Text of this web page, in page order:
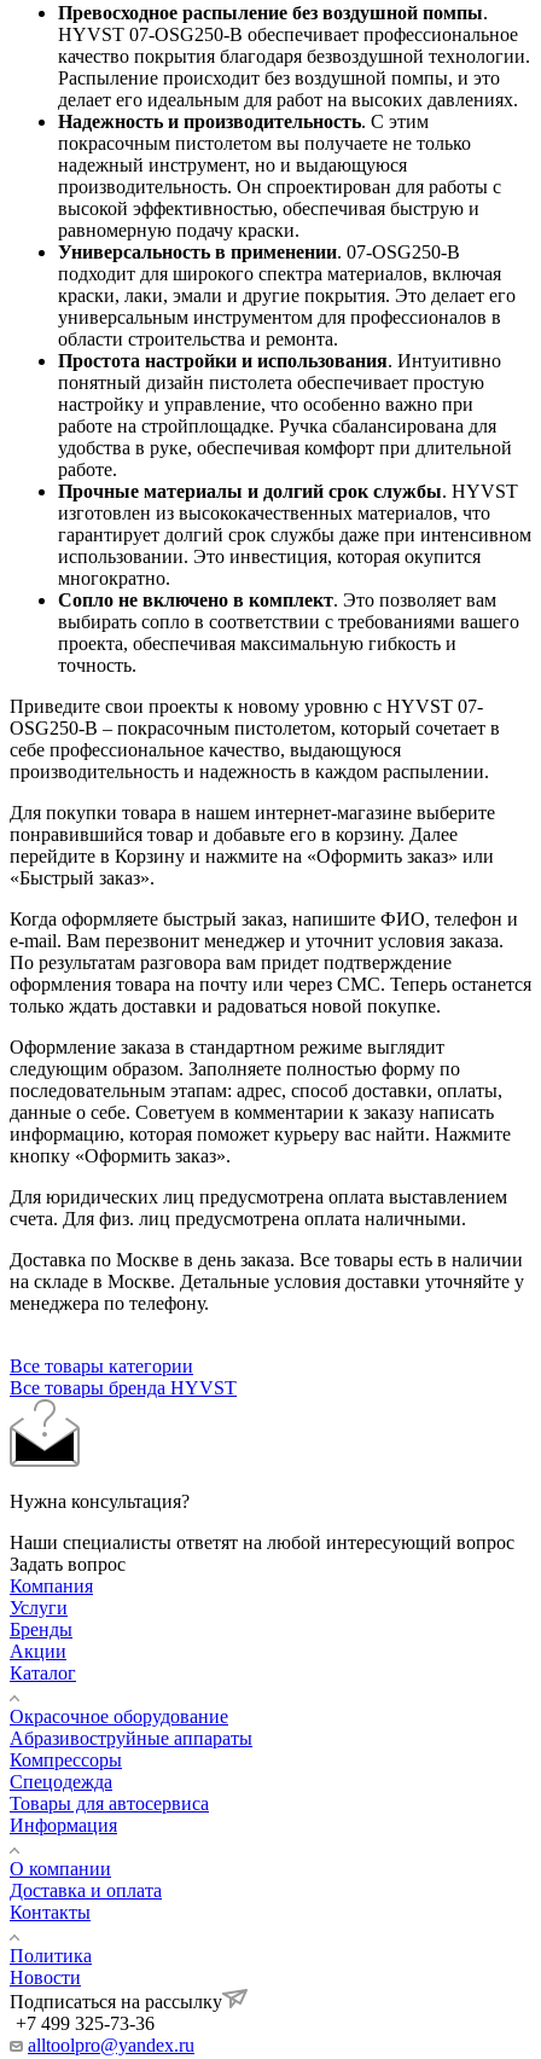
Превосходное распыление без воздушной помпы.
HYVST 07-OSG250-B обеспечивает профессиональное
качество покрытия благодаря безвоздушной технологии.
Распыление происходит без воздушной помпы, и это
делает его идеальным для работ на высоких давлениях.
Надежность и производительность. С этим
покрасочным пистолетом вы получаете не только
надежный инструмент, но и выдающуюся
производительность. Он спроектирован для работы с
высокой эффективностью, обеспечивая быструю и
равномерную подачу краски.
Универсальность в применении. 07-OSG250-B
подходит для широкого спектра материалов, включая
краски, лаки, эмали и другие покрытия. Это делает его
универсальным инструментом для профессионалов в
области строительства и ремонта.
Простота настройки и использования. Интуитивно
понятный дизайн пистолета обеспечивает простую
настройку и управление, что особенно важно при
работе на стройплощадке. Ручка сбалансирована для
удобства в руке, обеспечивая комфорт при длительной
работе.
Прочные материалы и долгий срок службы. HYVST
изготовлен из высококачественных материалов, что
гарантирует долгий срок службы даже при интенсивном
использовании. Это инвестиция, которая окупится
многократно.
Сопло не включено в комплект. Это позволяет вам
выбирать сопло в соответствии с требованиями вашего
проекта, обеспечивая максимальную гибкость и
точность.
Приведите свои проекты к новому уровню с HYVST 07-
OSG250-B – покрасочным пистолетом, который сочетает в
себе профессиональное качество, выдающуюся
производительность и надежность в каждом распылении.
Для покупки товара в нашем интернет-магазине выберите
понравившийся товар и добавьте его в корзину. Далее
перейдите в Корзину и нажмите на «Оформить заказ» или
«Быстрый заказ».
Когда оформляете быстрый заказ, напишите ФИО, телефон и
e-mail. Вам перезвонит менеджер и уточнит условия заказа.
По результатам разговора вам придет подтверждение
оформления товара на почту или через СМС. Теперь останется
только ждать доставки и радоваться новой покупке.
Оформление заказа в стандартном режиме выглядит
следующим образом. Заполняете полностью форму по
последовательным этапам: адрес, способ доставки, оплаты,
данные о себе. Советуем в комментарии к заказу написать
информацию, которая поможет курьеру вас найти. Нажмите
кнопку «Оформить заказ».
Для юридических лиц предусмотрена оплата выставлением
счета. Для физ. лиц предусмотрена оплата наличными.
Доставка по Москве в день заказа. Все товары есть в наличии
на складе в Москве. Детальные условия доставки уточняйте у
менеджера по телефону.
Все товары категории
Все товары бренда HYVST
Нужна консультация?
Наши специалисты ответят на любой интересующий вопрос
Задать вопрос
Компания
Услуги
Бренды
Акции
Каталог
Окрасочное оборудование
Aбразивоструйные аппараты
Компрессоры
Спецодежда
Товары для автосервиса
Информация
О компании
Доставка и оплата
Контакты
Политика
Новости
Подписаться на рассылку
+7 499 325-73-36
alltoolpro@yandex.ru